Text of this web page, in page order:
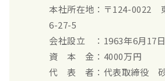
本社所在地：〒124-0022
6-27-5
会社設立 ：1963年6月17日
資 本 金：4000万円
代 表 者：代表取締役